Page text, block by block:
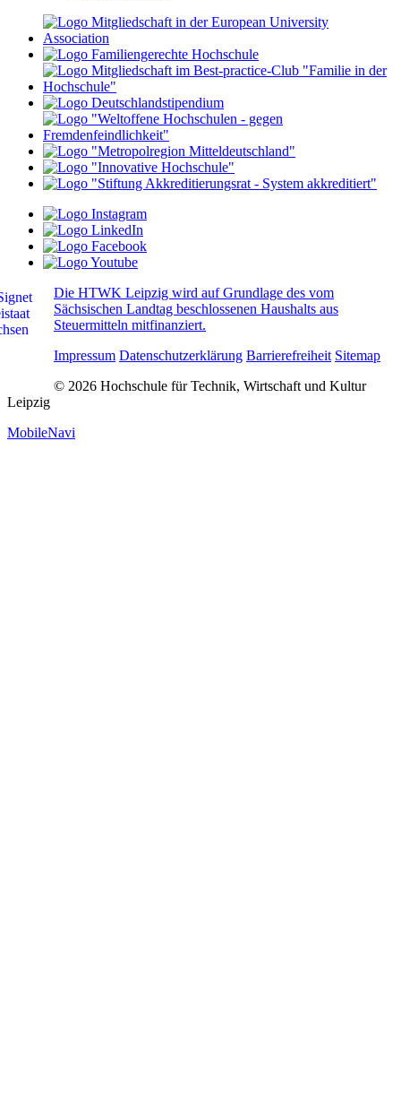
Die HTWK Leipzig wird auf Grundlage des vom
Sächsischen Landtag beschlossenen Haushalts aus
Steuermitteln mitfinanziert.
Impressum Datenschutzerklärung Barrierefreiheit Sitemap
© 2026 Hochschule für Technik, Wirtschaft und Kultur
Leipzig
MobileNavi